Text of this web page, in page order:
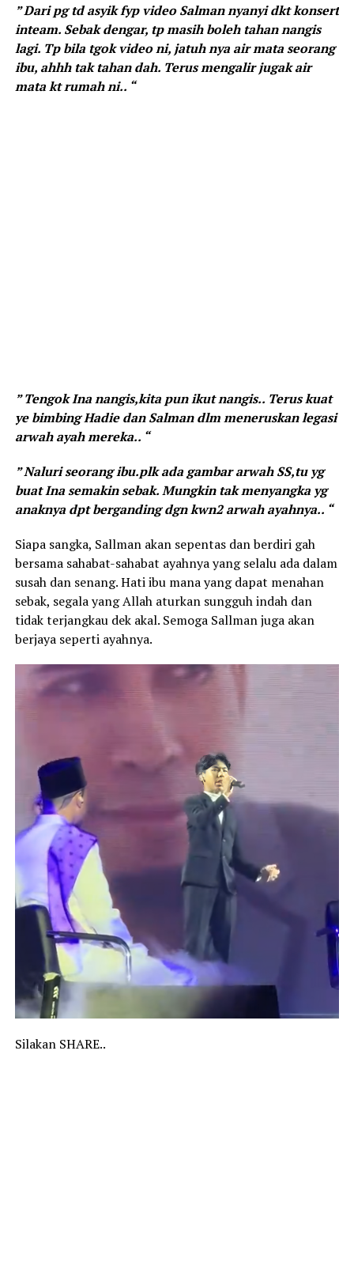
” Dari pg td asyik fyp video Salman nyanyi dkt konsert
inteam. Sebak dengar, tp masih boleh tahan nangis
lagi. Tp bila tgok video ni, jatuh nya air mata seorang
ibu, ahhh tak tahan dah. Terus mengalir jugak air
mata kt rumah ni.. “
” Tengok Ina nangis,kita pun ikut nangis.. Terus kuat
ye bimbing Hadie dan Salman dlm meneruskan legasi
arwah ayah mereka.. “
” Naluri seorang ibu.plk ada gambar arwah SS,tu yg
buat Ina semakin sebak. Mungkin tak menyangka yg
anaknya dpt berganding dgn kwn2 arwah ayahnya.. “
Siapa sangka, Sallman akan sepentas dan berdiri gah
bersama sahabat-sahabat ayahnya yang selalu ada dalam
susah dan senang. Hati ibu mana yang dapat menahan
sebak, segala yang Allah aturkan sungguh indah dan
tidak terjangkau dek akal. Semoga Sallman juga akan
berjaya seperti ayahnya.
Silakan SHARE..